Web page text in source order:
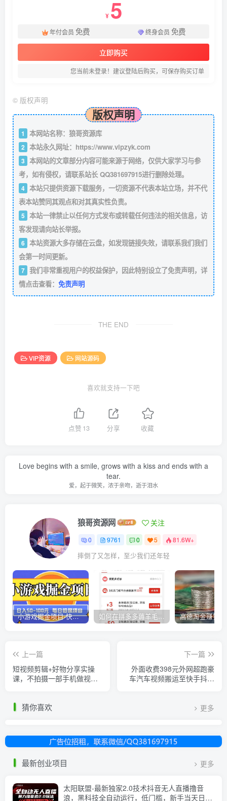
¥ 5
年付会员 免费 终身会员 免费
立即购买
您当前未登录！建议登陆后购买，可保存购买订单
© 版权声明
版权声明
1 本网站名称：狼哥资源库
2 本站永久网址： https://www.vipzyk.com
3 本网站的文章部分内容可能来源于网络，仅供大家学习与参
考，如有侵权，请联系站长 QQ381697915进行删除处理。
4 本站只提供资源下载服务，一切资源不代表本站立场，并不代
表本站赞同其观点和对其真实性负责。
5 本站一律禁止以任何方式发布或转载任何违法的相关信息，访
客发现请向站长举报。
6 本站资源大多存储在云盘，如发现链接失效，请联系我们我们
会第一时间更新。
7 我们非常重视用户的权益保护，因此特别设立了免责声明，详
情点击查看： 免责声明
THE END
VIP资源 网站源码
喜欢就支持一下吧
点赞 13 分享 收藏
Love begins with a smile, grows with a kiss and ends with a
tear.
爱，起于微笑，浓于亲吻，逝于泪水
狼哥资源网 关注
0 9761 0 5 81.6W+
摔倒了又怎样，至少我们还年轻
小游戏掘金项目-快手商业养机教程（小游戏养机） 如何在拼多多薅羊毛，教你撸品台无门槛优惠券，一单利润50-300！
上一篇
短视频剪辑+好物分享实操
课，​不拍摄一部手机做视
下一篇
外面收费398元外网超跑豪
车汽车视频搬运至快手抖音
猜你喜欢 更多
最新创业项目 更多
太阳联盟-最新独家2.0技术抖音无人直播撸音
浪，黑科技全自动运行，低门槛，新手当天日入